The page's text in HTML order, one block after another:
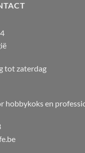
tot zaterdag
hobbykoks en